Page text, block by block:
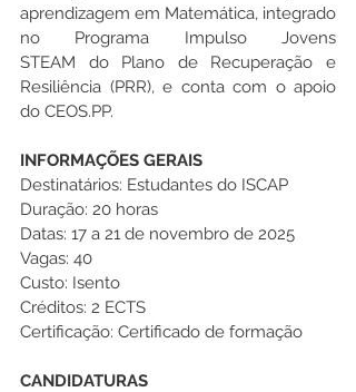
aprendizagem em Matemática, integrado
no Programa Impulso Jovens
STEAM do Plano de Recuperação e
Resiliência (PRR), e conta com o apoio
do CEOS.PP.
INFORMAÇÕES GERAIS
Destinatários: Estudantes do ISCAP
Duração: 20 horas
Datas: 17 a 21 de novembro de 2025
Vagas: 40
Custo: Isento
Créditos: 2 ECTS
Certificação: Certificado de formação
CANDIDATURAS